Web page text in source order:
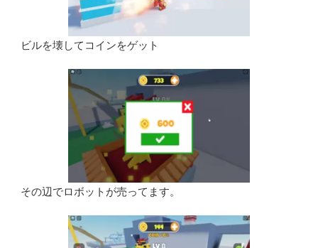
ビルを壊してコインをゲット
その辺でロボットが売ってます。